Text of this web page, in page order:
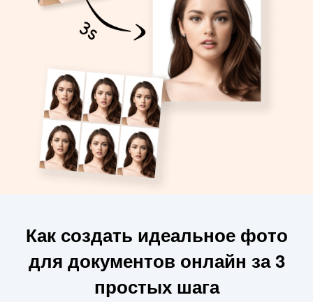
Как создать идеальное фото
для документов онлайн за 3
простых шага